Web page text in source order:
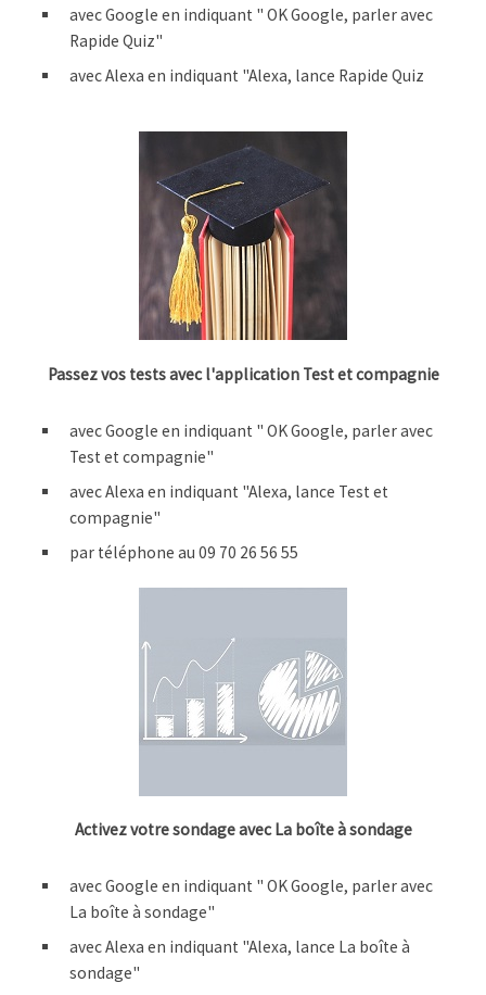
avec Google en indiquant " OK Google, parler avec
Rapide Quiz"
avec Alexa en indiquant "Alexa, lance Rapide Quiz
Passez vos tests avec l'application Test et compagnie
avec Google en indiquant " OK Google, parler avec
Test et compagnie"
avec Alexa en indiquant "Alexa, lance Test et
compagnie"
par téléphone au 09 70 26 56 55
Activez votre sondage avec La boîte à sondage
avec Google en indiquant " OK Google, parler avec
La boîte à sondage"
avec Alexa en indiquant "Alexa, lance La boîte à
sondage"